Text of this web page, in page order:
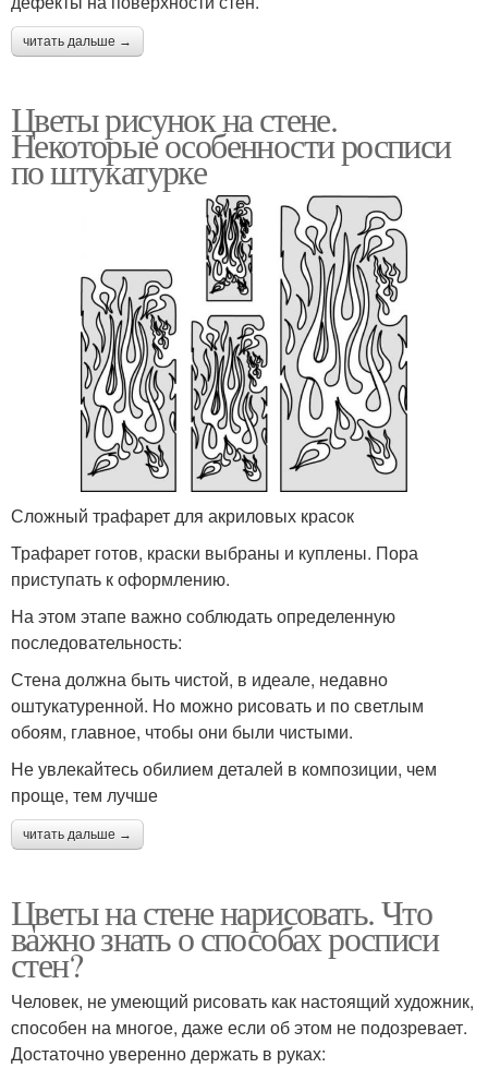
читать дальше →
Цветы рисунок на стене.
Некоторые особенности росписи
по штукатурке
Сложный трафарет для акриловых красок
Трафарет готов, краски выбраны и куплены. Пора
приступать к оформлению.
На этом этапе важно соблюдать определенную
последовательность:
Стена должна быть чистой, в идеале, недавно
оштукатуренной. Но можно рисовать и по светлым
обоям, главное, чтобы они были чистыми.
Не увлекайтесь обилием деталей в композиции, чем
проще, тем лучше
читать дальше →
Цветы на стене нарисовать. Что
важно знать о способах росписи
стен?
Человек, не умеющий рисовать как настоящий художник,
способен на многое, даже если об этом не подозревает.
Достаточно уверенно держать в руках: